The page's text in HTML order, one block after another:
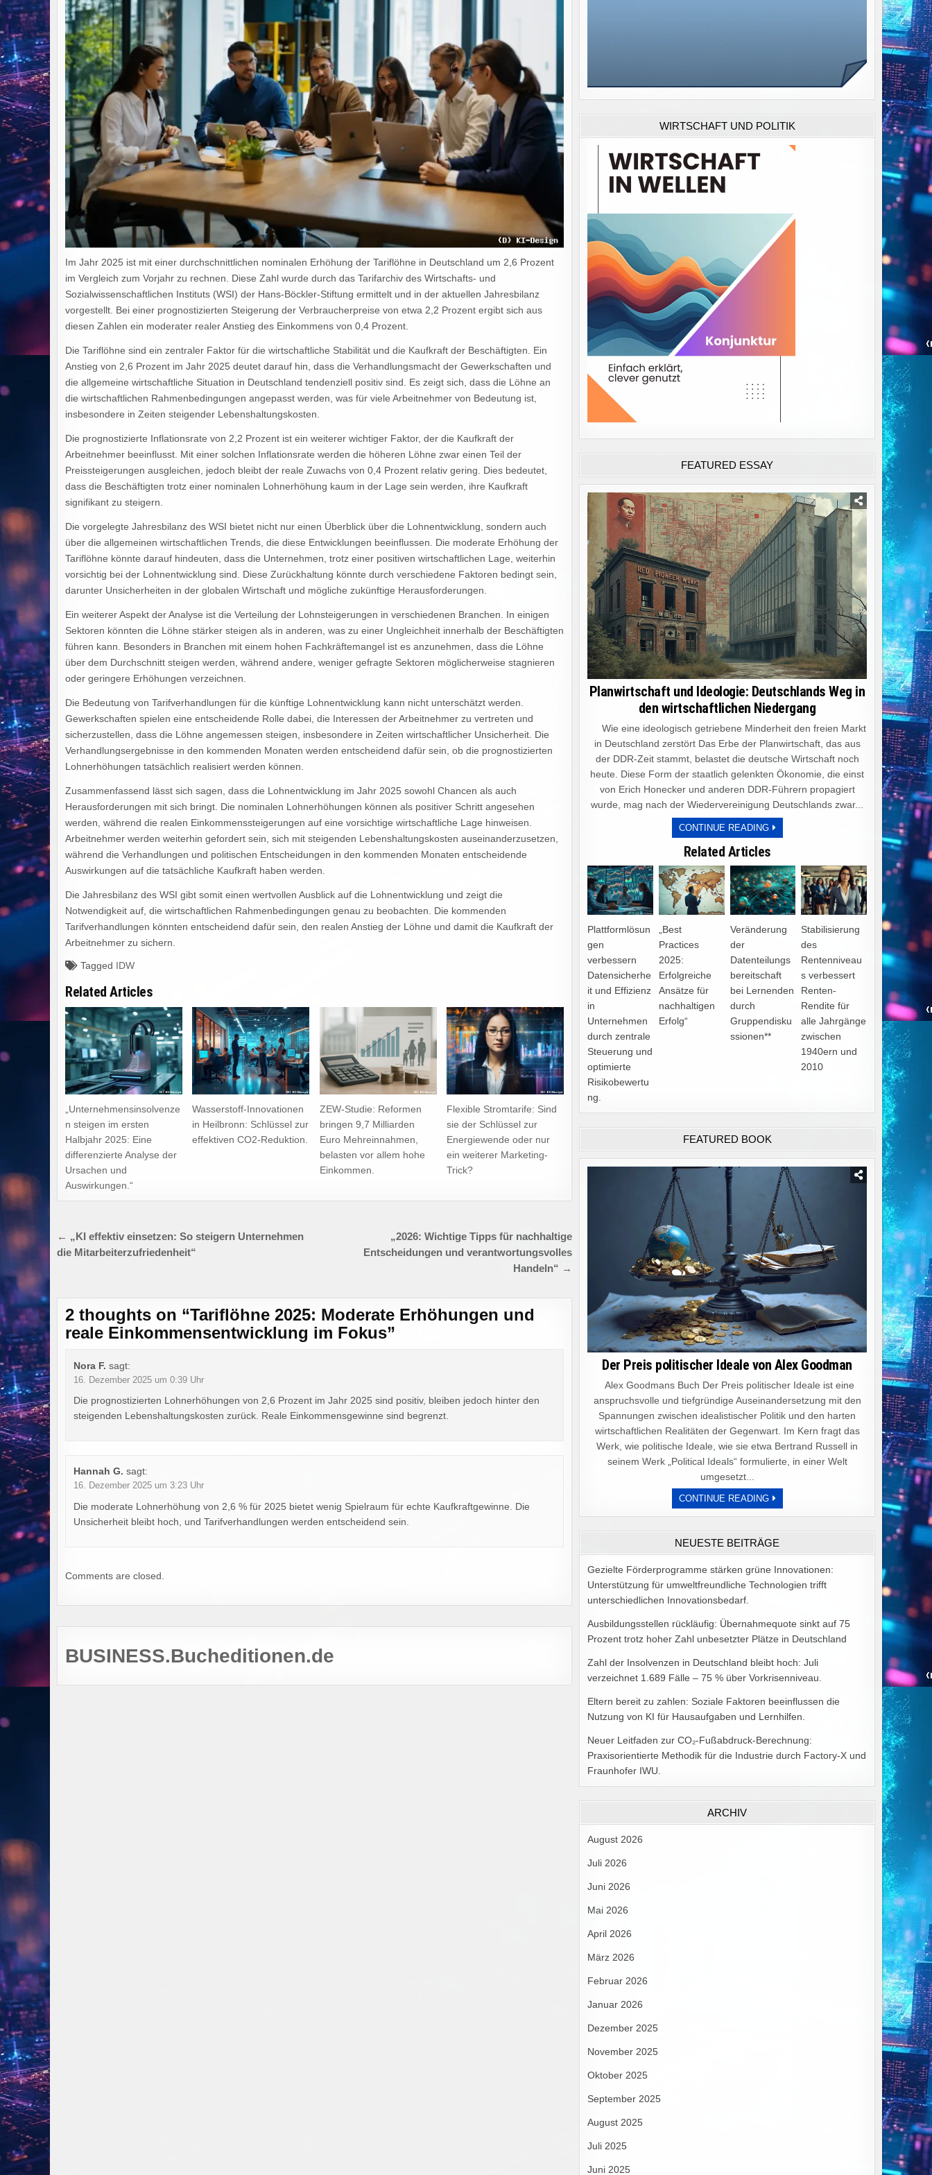
Im Jahr 2025 ist mit einer durchschnittlichen nominalen Erhöhung der Tariflöhne in Deutschland um 2,6 Prozent
im Vergleich zum Vorjahr zu rechnen. Diese Zahl wurde durch das Tarifarchiv des Wirtschafts- und
Sozialwissenschaftlichen Instituts (WSI) der Hans-Böckler-Stiftung ermittelt und in der aktuellen Jahresbilanz
vorgestellt. Bei einer prognostizierten Steigerung der Verbraucherpreise von etwa 2,2 Prozent ergibt sich aus
diesen Zahlen ein moderater realer Anstieg des Einkommens von 0,4 Prozent.
Die Tariflöhne sind ein zentraler Faktor für die wirtschaftliche Stabilität und die Kaufkraft der Beschäftigten. Ein
Anstieg von 2,6 Prozent im Jahr 2025 deutet darauf hin, dass die Verhandlungsmacht der Gewerkschaften und
die allgemeine wirtschaftliche Situation in Deutschland tendenziell positiv sind. Es zeigt sich, dass die Löhne an
die wirtschaftlichen Rahmenbedingungen angepasst werden, was für viele Arbeitnehmer von Bedeutung ist,
insbesondere in Zeiten steigender Lebenshaltungskosten.
Die prognostizierte Inflationsrate von 2,2 Prozent ist ein weiterer wichtiger Faktor, der die Kaufkraft der
Arbeitnehmer beeinflusst. Mit einer solchen Inflationsrate werden die höheren Löhne zwar einen Teil der
Preissteigerungen ausgleichen, jedoch bleibt der reale Zuwachs von 0,4 Prozent relativ gering. Dies bedeutet,
dass die Beschäftigten trotz einer nominalen Lohnerhöhung kaum in der Lage sein werden, ihre Kaufkraft
signifikant zu steigern.
Die vorgelegte Jahresbilanz des WSI bietet nicht nur einen Überblick über die Lohnentwicklung, sondern auch
über die allgemeinen wirtschaftlichen Trends, die diese Entwicklungen beeinflussen. Die moderate Erhöhung der
Tariflöhne könnte darauf hindeuten, dass die Unternehmen, trotz einer positiven wirtschaftlichen Lage, weiterhin
vorsichtig bei der Lohnentwicklung sind. Diese Zurückhaltung könnte durch verschiedene Faktoren bedingt sein,
darunter Unsicherheiten in der globalen Wirtschaft und mögliche zukünftige Herausforderungen.
Ein weiterer Aspekt der Analyse ist die Verteilung der Lohnsteigerungen in verschiedenen Branchen. In einigen
Sektoren könnten die Löhne stärker steigen als in anderen, was zu einer Ungleichheit innerhalb der Beschäftigten
führen kann. Besonders in Branchen mit einem hohen Fachkräftemangel ist es anzunehmen, dass die Löhne
über dem Durchschnitt steigen werden, während andere, weniger gefragte Sektoren möglicherweise stagnieren
oder geringere Erhöhungen verzeichnen.
Die Bedeutung von Tarifverhandlungen für die künftige Lohnentwicklung kann nicht unterschätzt werden.
Gewerkschaften spielen eine entscheidende Rolle dabei, die Interessen der Arbeitnehmer zu vertreten und
sicherzustellen, dass die Löhne angemessen steigen, insbesondere in Zeiten wirtschaftlicher Unsicherheit. Die
Verhandlungsergebnisse in den kommenden Monaten werden entscheidend dafür sein, ob die prognostizierten
Lohnerhöhungen tatsächlich realisiert werden können.
Zusammenfassend lässt sich sagen, dass die Lohnentwicklung im Jahr 2025 sowohl Chancen als auch
Herausforderungen mit sich bringt. Die nominalen Lohnerhöhungen können als positiver Schritt angesehen
werden, während die realen Einkommenssteigerungen auf eine vorsichtige wirtschaftliche Lage hinweisen.
Arbeitnehmer werden weiterhin gefordert sein, sich mit steigenden Lebenshaltungskosten auseinanderzusetzen,
während die Verhandlungen und politischen Entscheidungen in den kommenden Monaten entscheidende
Auswirkungen auf die tatsächliche Kaufkraft haben werden.
Die Jahresbilanz des WSI gibt somit einen wertvollen Ausblick auf die Lohnentwicklung und zeigt die
Notwendigkeit auf, die wirtschaftlichen Rahmenbedingungen genau zu beobachten. Die kommenden
Tarifverhandlungen könnten entscheidend dafür sein, den realen Anstieg der Löhne und damit die Kaufkraft der
Arbeitnehmer zu sichern.
Tagged IDW
Related Articles
„Unternehmensinsolvenze
n steigen im ersten
Halbjahr 2025: Eine
differenzierte Analyse der
Ursachen und
Auswirkungen.“
Wasserstoff-Innovationen
in Heilbronn: Schlüssel zur
effektiven CO2-Reduktion.
ZEW-Studie: Reformen
bringen 9,7 Milliarden
Euro Mehreinnahmen,
belasten vor allem hohe
Einkommen.
Flexible Stromtarife: Sind
sie der Schlüssel zur
Energiewende oder nur
ein weiterer Marketing-
Trick?
Beitragsnavigation
„2026: Wichtige Tipps für nachhaltige
Entscheidungen und verantwortungsvolles
Handeln“ →
← „KI effektiv einsetzen: So steigern Unternehmen
die Mitarbeiterzufriedenheit“
2 thoughts on “Tariflöhne 2025: Moderate Erhöhungen und
reale Einkommensentwicklung im Fokus”
Nora F. sagt:
16. Dezember 2025 um 0:39 Uhr
Die prognostizierten Lohnerhöhungen von 2,6 Prozent im Jahr 2025 sind positiv, bleiben jedoch hinter den
steigenden Lebenshaltungskosten zurück. Reale Einkommensgewinne sind begrenzt.
Hannah G. sagt:
16. Dezember 2025 um 3:23 Uhr
Die moderate Lohnerhöhung von 2,6 % für 2025 bietet wenig Spielraum für echte Kaufkraftgewinne. Die
Unsicherheit bleibt hoch, und Tarifverhandlungen werden entscheidend sein.
Comments are closed.
BUSINESS.Bucheditionen.de
WIRTSCHAFT UND POLITIK
FEATURED ESSAY
Planwirtschaft und Ideologie: Deutschlands Weg in
den wirtschaftlichen Niedergang
Wie eine ideologisch getriebene Minderheit den freien Markt
in Deutschland zerstört Das Erbe der Planwirtschaft, das aus
der DDR-Zeit stammt, belastet die deutsche Wirtschaft noch
heute. Diese Form der staatlich gelenkten Ökonomie, die einst
von Erich Honecker und anderen DDR-Führern propagiert
wurde, mag nach der Wiedervereinigung Deutschlands zwar...
CONTINUE READINGPLANWIRTSCHAFT
UND
DEUTSCHLANDS
IN
DEN
WIRTSCHAFTLICHEN
NIEDERGANG
Related Articles
Plattformlösun
gen
verbessern
Datensicherhe
it und Effizienz
in
Unternehmen
durch zentrale
Steuerung und
optimierte
Risikobewertu
ng.
„Best
Practices
2025:
Erfolgreiche
Ansätze für
nachhaltigen
Erfolg“
Veränderung
der
Datenteilungs
bereitschaft
bei Lernenden
durch
Gruppendisku
ssionen**
Stabilisierung
des
Rentenniveau
s verbessert
Renten-
Rendite für
alle Jahrgänge
zwischen
1940ern und
2010
FEATURED BOOK
Der Preis politischer Ideale von Alex Goodman
Alex Goodmans Buch Der Preis politischer Ideale ist eine
anspruchsvolle und tiefgründige Auseinandersetzung mit den
Spannungen zwischen idealistischer Politik und den harten
wirtschaftlichen Realitäten der Gegenwart. Im Kern fragt das
Werk, wie politische Ideale, wie sie etwa Bertrand Russell in
seinem Werk „Political Ideals“ formulierte, in einer Welt
umgesetzt...
CONTINUE READINGDER
PREIS
POLITISCHER
VON
ALEX
GOODMAN
NEUESTE BEITRÄGE
Gezielte Förderprogramme stärken grüne Innovationen:
Unterstützung für umweltfreundliche Technologien trifft
unterschiedlichen Innovationsbedarf.
Ausbildungsstellen rückläufig: Übernahmequote sinkt auf 75
Prozent trotz hoher Zahl unbesetzter Plätze in Deutschland
Zahl der Insolvenzen in Deutschland bleibt hoch: Juli
verzeichnet 1.689 Fälle – 75 % über Vorkrisenniveau.
Eltern bereit zu zahlen: Soziale Faktoren beeinflussen die
Nutzung von KI für Hausaufgaben und Lernhilfen.
Neuer Leitfaden zur CO₂-Fußabdruck-Berechnung:
Praxisorientierte Methodik für die Industrie durch Factory-X und
Fraunhofer IWU.
ARCHIV
August 2026
Juli 2026
Juni 2026
Mai 2026
April 2026
März 2026
Februar 2026
Januar 2026
Dezember 2025
November 2025
Oktober 2025
September 2025
August 2025
Juli 2025
Juni 2025